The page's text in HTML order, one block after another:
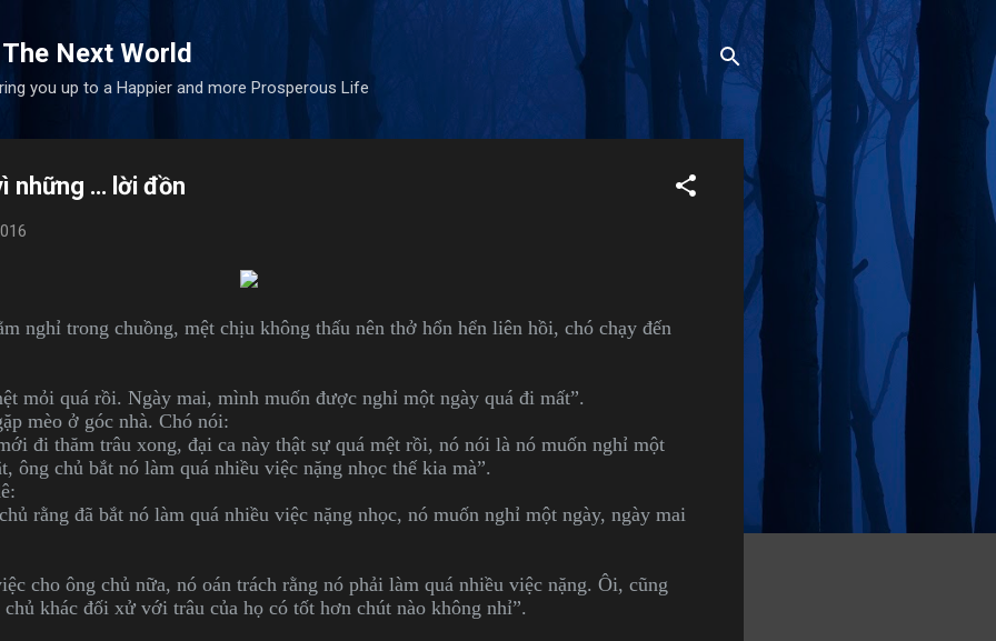
Next World
you up to a Happier and more Prosperous Life
những … lời đồn
nghỉ trong chuồng, mệt chịu không thấu nên thở hổn hển liên hồi, chó chạy đến
mỏi quá rồi. Ngày mai, mình muốn được nghỉ một ngày quá đi mất”.
mèo ở góc nhà. Chó nói:
đi thăm trâu xong, đại ca này thật sự quá mệt rồi, nó nói là nó muốn nghỉ một
ông chủ bắt nó làm quá nhiều việc nặng nhọc thế kia mà”.
rằng đã bắt nó làm quá nhiều việc nặng nhọc, nó muốn nghỉ một ngày, ngày mai
cho ông chủ nữa, nó oán trách rằng nó phải làm quá nhiều việc nặng. Ôi, cũng
khác đối xử với trâu của họ có tốt hơn chút nào không nhỉ”.